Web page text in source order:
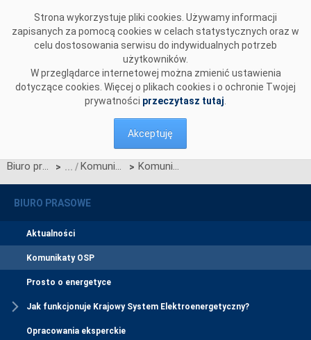
Strona wykorzystuje pliki cookies. Używamy informacji
zapisanych za pomocą cookies w celach statystycznych oraz w
celu dostosowania serwisu do indywidualnych potrzeb
użytkowników.
W przeglądarce internetowej można zmienić ustawienia
dotyczące cookies. Więcej o plikach cookies i o ochronie Twojej
prywatności przeczytasz tutaj
Akceptuję
Biuro prasowe > Komunikaty OSP > Komunikat OSP z dnia 27 kwietnia 2023 r. w sprawie decyzji Prezesa URE dot. zmian IRiESP w zakresie Kart aktualizacji nr CK/20/2023 i nr CB/34/2023
BIURO PRASOWE
Aktualności
Komunikaty OSP
Prosto o energetyce
Jak funkcjonuje Krajowy System Elektroenergetyczny?
Opracowania eksperckie